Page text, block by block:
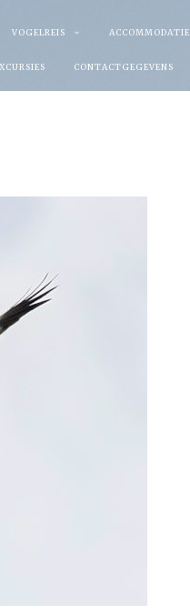
VOGELREIS ACCOMMODATIE
CONTACTGEGEVENS